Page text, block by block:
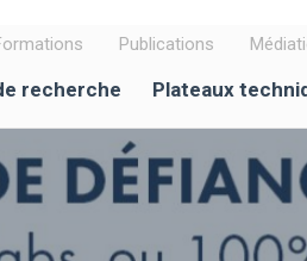
Publications
recherche Plateaux